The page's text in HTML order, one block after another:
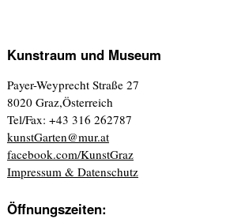
Kunstraum und Museum
Payer-Weyprecht Straße 27
8020 Graz,Österreich
Tel/Fax: +43 316 262787
kunstGarten@mur.at
facebook.com/KunstGraz
Impressum & Datenschutz
Öffnungszeiten: